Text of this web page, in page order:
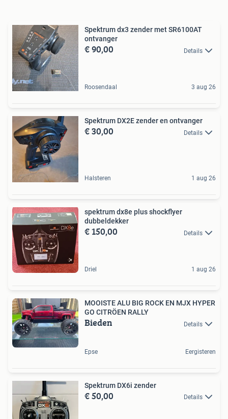
Spektrum dx3 zender met SR6100AT
ontvanger
€ 90,00 Details
Roosendaal 3 aug 26
Spektrum DX2E zender en ontvanger
€ 30,00 Details
Halsteren 1 aug 26
spektrum dx8e plus shockflyer
dubbeldekker
€ 150,00 Details
Driel 1 aug 26
MOOISTE ALU BIG ROCK EN MJX HYPER
GO CITRÖEN RALLY
Bieden Details
Epse Eergisteren
Spektrum DX6i zender
€ 50,00 Details